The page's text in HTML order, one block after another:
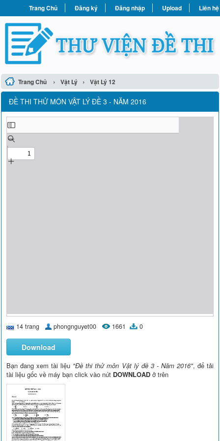
Trang Chủ Đăng ký Đăng nhập Upload Liên hệ
Trang Chủ › Vật Lý › Vật Lý 12
ĐỀ THI THỬ MÔN VẬT LÝ ĐỀ 3 - NĂM 2016
14 trang phongnguyet00 1661 0
Download
Bạn đang xem tài liệu "Đề thi thử môn Vật lý đề 3 - Năm 2016", để tải
tài liệu gốc về máy bạn click vào nút DOWNLOAD ở trên